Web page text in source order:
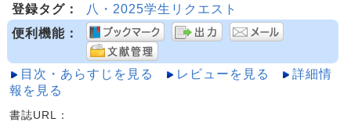
登録タグ：
八・2025学生リクエスト
便利機能：
目次・あらすじを見る レビューを見る
詳細情
報を見る
書誌URL：